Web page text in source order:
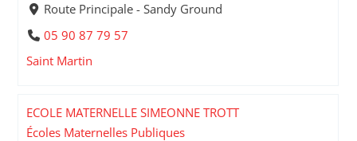
Route Principale - Sandy Ground
05 90 87 79 57
Saint Martin
ECOLE MATERNELLE SIMEONNE TROTT
Écoles Maternelles Publiques